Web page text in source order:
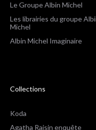
Le Groupe Albin Michel
Les librairies du groupe
Michel
Albin Michel Imaginaire
Collections
Koda
Agatha Raisin enquête